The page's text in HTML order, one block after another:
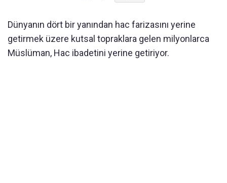
Dünyanın dört bir yanından hac farizasını yerine
getirmek üzere kutsal topraklara gelen milyonlarca
Müslüman, Hac ibadetini yerine getiriyor.